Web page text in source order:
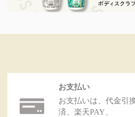
お支払い
お支払いは、代金引
済、楽天PAY、